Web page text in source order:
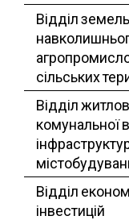
Відділ
сільських
Відділ
комунальної
Відділ
інвестицій